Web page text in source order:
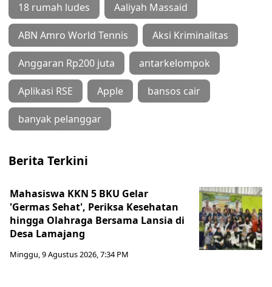
18 rumah ludes Aaliyah Massaid
ABN Amro World Tennis Aksi Kriminalitas
Anggaran Rp200 juta antarkelompok
Aplikasi RSE Apple bansos cair
banyak pelanggar
Berita Terkini
Mahasiswa KKN 5 BKU Gelar
'Germas Sehat', Periksa Kesehatan
hingga Olahraga Bersama Lansia di
Desa Lamajang
Minggu, 9 Agustus 2026, 7:34 PM